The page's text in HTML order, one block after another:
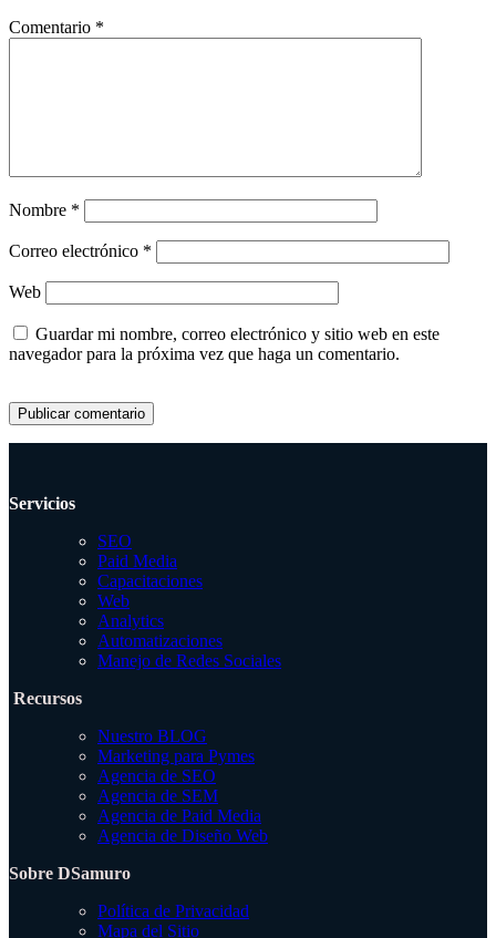
Comentario *
Nombre *
Correo electrónico *
Web
Guardar mi nombre, correo electrónico y sitio web en este
navegador para la próxima vez que haga un comentario.
Servicios
SEO
Paid Media
Capacitaciones
Web
Analytics
Automatizaciones
Manejo de Redes Sociales
Recursos
Nuestro BLOG
Marketing para Pymes
Agencia de SEO
Agencia de SEM
Agencia de Paid Media
Agencia de Diseño Web
Sobre DSamuro
Política de Privacidad
Mapa del Sitio